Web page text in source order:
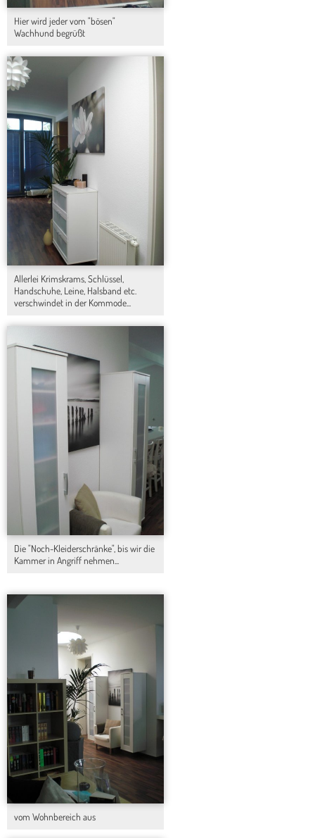
Hier wird jeder vom "bösen"
Wachhund begrüßt
Allerlei Krimskrams, Schlüssel,
Handschuhe, Leine, Halsband etc.
verschwindet in der Kommode...
Die "Noch-Kleiderschränke", bis wir die
Kammer in Angriff nehmen...
vom Wohnbereich aus